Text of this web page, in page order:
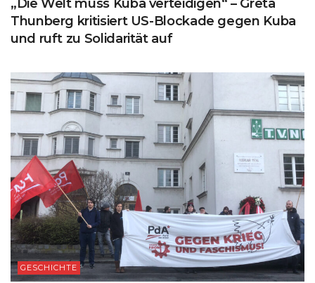
„Die Welt muss Kuba verteidigen“ – Greta
Thunberg kritisiert US-Blockade gegen Kuba
und ruft zu Solidarität auf
GESCHICHTE